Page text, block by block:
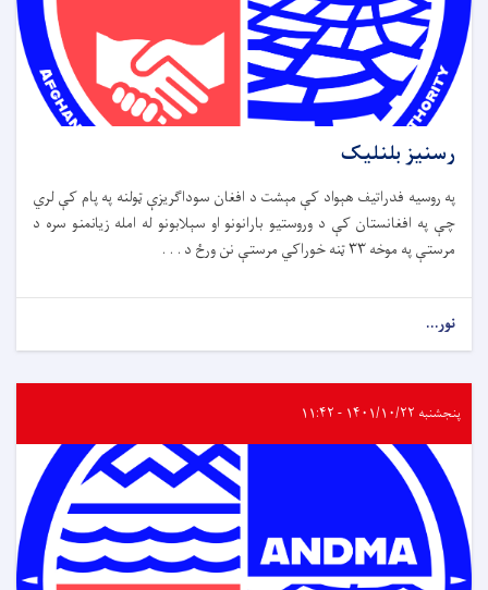
رسنیز بلنلیک
په روسیه فدراتیف هېواد کې مېشت د افغان سوداګریزې ټولنه په پام کې لري
چې په افغانستان کې د وروستیو بارانونو او سېلابونو له امله زیانمنو سره د
مرستې په موخه ۳۳ ټنه خوراکي مرستې نن ورځ د . . .
نور...
پنجشنبه ۱۴۰۱/۱۰/۲۲ - ۱۱:۴۲